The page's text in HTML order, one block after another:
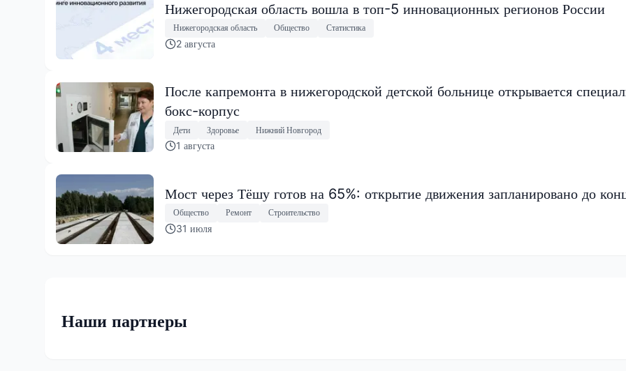
Нижегородская область вошла в топ-5 инновационных регионов России
Нижегородская область Общество Статистика
2 августа
После капремонта в нижегородской детской больнице открывается
бокс-корпус
Дети Здоровье Нижний Новгород
1 августа
Мост через Тёшу готов на 65%: открытие движения запланировано до
Общество Ремонт Строительство
31 июля
Наши партнеры